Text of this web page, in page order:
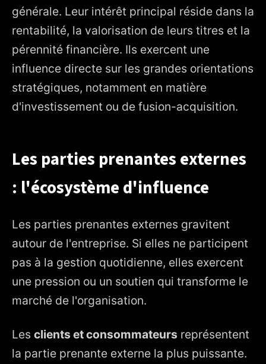
générale. Leur intérêt principal réside dans la
rentabilité, la valorisation de leurs titres et la
pérennité financière. Ils exercent une
influence directe sur les grandes orientations
stratégiques, notamment en matière
d'investissement ou de fusion-acquisition.
Les parties prenantes externes
: l'écosystème d'influence
Les parties prenantes externes gravitent
autour de l'entreprise. Si elles ne participent
pas à la gestion quotidienne, elles exercent
une pression ou un soutien qui transforme le
marché de l'organisation.
Les clients et consommateurs représentent
la partie prenante externe la plus puissante.